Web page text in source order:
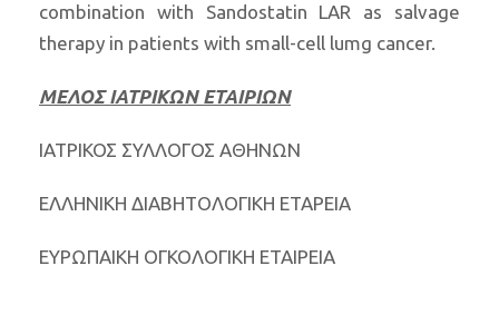
combination with Sandostatin LAR as salvage
therapy in patients with small-cell lumg cancer.
ΜΕΛΟΣ ΙΑΤΡΙΚΩΝ ΕΤΑΙΡΙΩΝ
ΙΑΤΡΙΚΟΣ ΣΥΛΛΟΓΟΣ ΑΘΗΝΩΝ
ΕΛΛΗΝΙΚΗ ΔΙΑΒΗΤΟΛΟΓΙΚΗ ΕΤΑΡΕΙΑ
ΕΥΡΩΠΑΙΚΗ ΟΓΚΟΛΟΓΙΚΗ ΕΤΑΙΡΕΙΑ